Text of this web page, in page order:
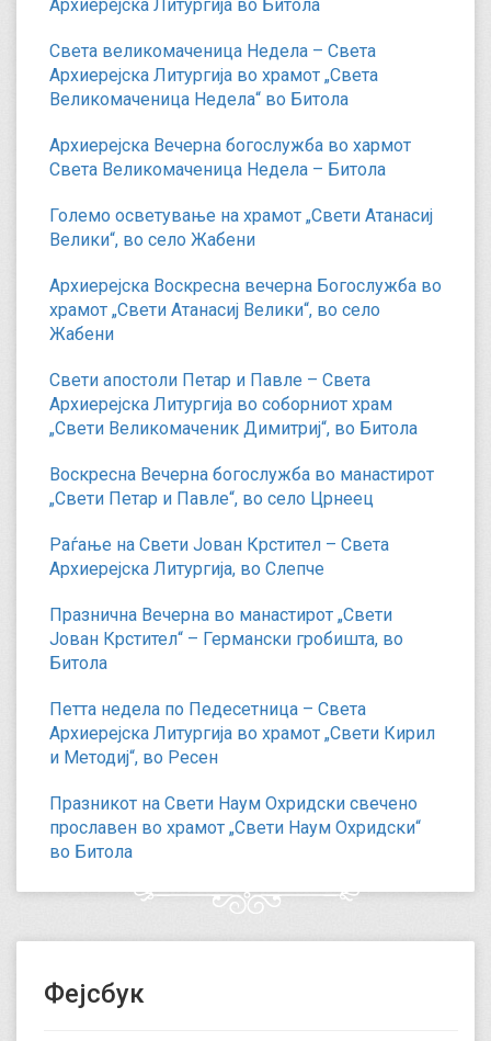
Архиерејска Литургија во Битола
Света великомаченица Недела – Света
Архиерејска Литургија во храмот „Света
Великомаченица Недела“ во Битола
Архиерејска Вечерна богослужба во хармот
Света Великомаченица Недела – Битола
Големо осветување на храмот „Свети Атанасиј
Велики“, во село Жабени
Архиерејска Воскресна вечерна Богослужба во
храмот „Свети Атанасиј Велики“, во село
Жабени
Свети апостоли Петар и Павле – Света
Архиерејска Литургија во соборниот храм
„Свети Великомаченик Димитриј“, во Битола
Воскресна Вечерна богослужба во манастирот
„Свети Петар и Павле“, во село Црнеец
Раѓање на Свети Јован Крстител – Света
Архиерејска Литургија, во Слепче
Празнична Вечерна во манастирот „Свети
Јован Крстител“ – Германски гробишта, во
Битола
Петта недела по Педесетница – Света
Архиерејска Литургија во храмот „Свети Кирил
и Методиј“, во Ресен
Празникот на Свети Наум Охридски свечено
прославен во храмот „Свети Наум Охридски“
во Битола
Фејсбук